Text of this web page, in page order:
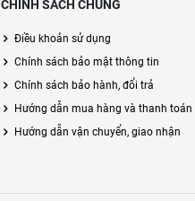
CHÍNH SÁCH CHUNG
Điều khoản sử dụng
Chính sách bảo mật thông tin
Chính sách bảo hành, đổi trả
Hướng dẫn mua hàng và thanh toán
Hướng dẫn vận chuyển, giao nhận